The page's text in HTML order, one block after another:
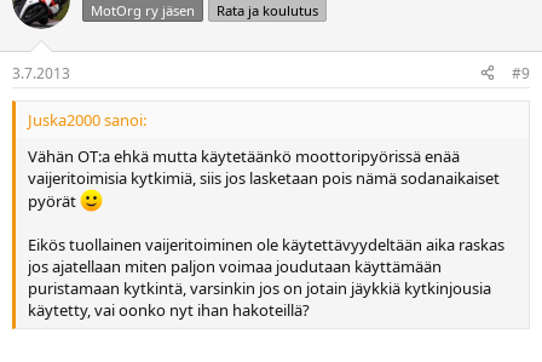
MotOrg ry jäsen Rata ja koulutus
3.7.2013 #9
Juska2000 sanoi:
Vähän OT:a ehkä mutta käytetäänkö moottoripyörissä enää
vaijeritoimisia kytkimiä, siis jos lasketaan pois nämä sodanaikaiset
pyörät
Eikös tuollainen vaijeritoiminen ole käytettävyydeltään aika raskas
jos ajatellaan miten paljon voimaa joudutaan käyttämään
puristamaan kytkintä, varsinkin jos on jotain jäykkiä kytkinjousia
käytetty, vai oonko nyt ihan hakoteillä?